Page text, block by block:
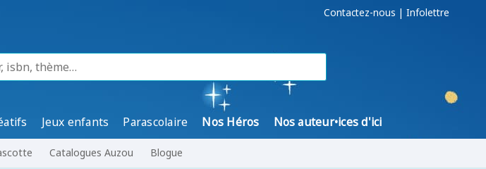
Contactez-nous | Infolettre
Jeux enfants Parascolaire Nos Héros Nos auteur•ices d'ici
Catalogues Auzou Blogue